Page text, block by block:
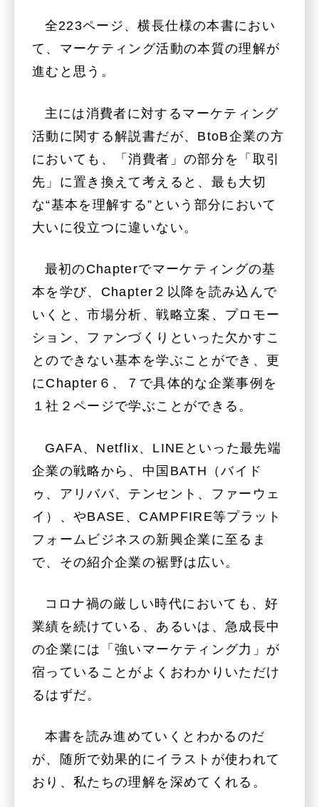
全223ページ、横長仕様の本書におい
て、マーケティング活動の本質の理解が
進むと思う。
主には消費者に対するマーケティング
活動に関する解説書だが、BtoB企業の方
においても、「消費者」の部分を「取引
先」に置き換えて考えると、最も大切
な“基本を理解する”という部分において
大いに役立つに違いない。
最初のChapterでマーケティングの基
本を学び、Chapter２以降を読み込んで
いくと、市場分析、戦略立案、プロモー
ション、ファンづくりといった欠かすこ
とのできない基本を学ぶことができ、更
にChapter６、７で具体的な企業事例を
１社２ページで学ぶことができる。
GAFA、Netflix、LINEといった最先端
企業の戦略から、中国BATH（バイド
ゥ、アリババ、テンセント、ファーウェ
イ）、やBASE、CAMPFIRE等プラット
フォームビジネスの新興企業に至るま
で、その紹介企業の裾野は広い。
コロナ禍の厳しい時代においても、好
業績を続けている、あるいは、急成長中
の企業には「強いマーケティング力」が
宿っていることがよくおわかりいただけ
るはずだ。
本書を読み進めていくとわかるのだ
が、随所で効果的にイラストが使われて
おり、私たちの理解を深めてくれる。